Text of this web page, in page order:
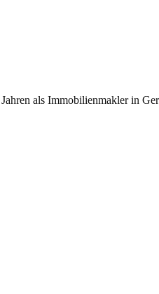
als Immobilienmaklerin